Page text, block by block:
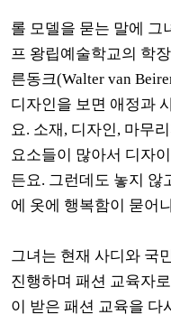
롤 모델을 묻는 말에 그
프 왕립예술학교의 학
른동크(Walter van
디자인을 보면 애정과
요. 소재, 디자인, 마무
요소들이 많아서 디자
든요. 그런데도 놓지 않
에 옷에 행복함이 묻어
그녀는 현재 사디와 국
진행하며 패션 교육자
이 받은 패션 교육을 다